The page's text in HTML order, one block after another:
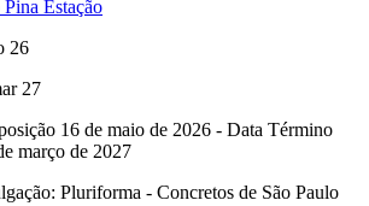
Estação
26
27
16 de maio de 2026 - Data Término
março de 2027